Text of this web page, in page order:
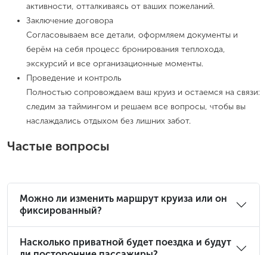
активности, отталкиваясь от ваших пожеланий.
Заключение договора
Согласовываем все детали, оформляем документы и
берём на себя процесс бронирования теплохода,
экскурсий и все организационные моменты.
Проведение и контроль
Полностью сопровождаем ваш круиз и остаемся на связи:
следим за таймингом и решаем все вопросы, чтобы вы
наслаждались отдыхом без лишних забот.
Частые вопросы
Можно ли изменить маршрут круиза или он
фиксированный?
Насколько приватной будет поездка и будут